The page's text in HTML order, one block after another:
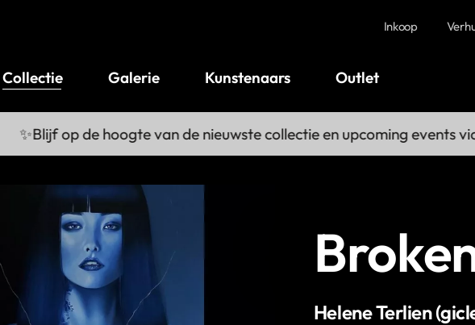
Inkoop
Collectie Galerie Kunstenaars Outlet
✨Blijf op de hoogte van de nieuwste collectie en upcoming events via
Helene Terlien